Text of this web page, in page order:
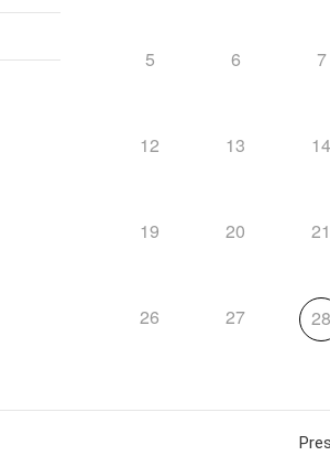
5 6 7
12 13 14
19 20 21
26 27 28